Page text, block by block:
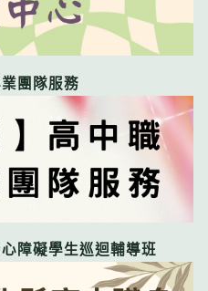
團隊服務
障礙學生巡迴輔導班